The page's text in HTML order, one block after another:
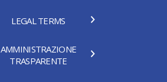
LEGAL TERMS
AMMINISTRAZIONE
TRASPARENTE